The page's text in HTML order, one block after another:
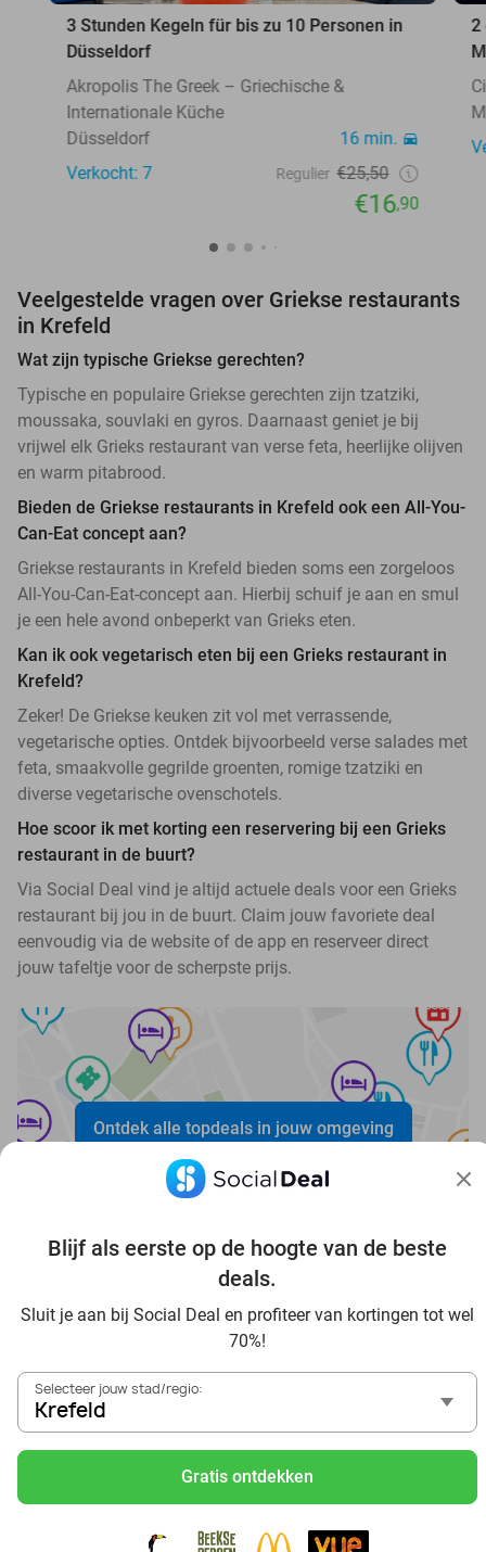
Blijf als eerste op de hoogte van de beste
deals.
Sluit je aan bij Social Deal en profiteer van kortingen tot wel
70%!
Selecteer jouw stad/regio:
Krefeld
Gratis ontdekken
3 Stunden Kegeln für bis zu 10 Personen in
Düsseldorf
Akropolis The Greek – Griechische &
Internationale Küche
Düsseldorf
16 min.
Verkocht: 7
Regulier €25,50
€16,90
2
Veelgestelde vragen over Griekse restaurants
in Krefeld
Wat zijn typische Griekse gerechten?
Typische en populaire Griekse gerechten zijn tzatziki,
moussaka, souvlaki en gyros. Daarnaast geniet je bij
vrijwel elk Grieks restaurant van verse feta, heerlijke olijven
en warm pitabrood.
Bieden de Griekse restaurants in Krefeld ook een All-You-
Can-Eat concept aan?
Griekse restaurants in Krefeld bieden soms een zorgeloos
All-You-Can-Eat-concept aan. Hierbij schuif je aan en smul
je een hele avond onbeperkt van Grieks eten.
Kan ik ook vegetarisch eten bij een Grieks restaurant in
Krefeld?
Zeker! De Griekse keuken zit vol met verrassende,
vegetarische opties. Ontdek bijvoorbeeld verse salades met
feta, smaakvolle gegrilde groenten, romige tzatziki en
diverse vegetarische ovenschotels.
Hoe scoor ik met korting een reservering bij een Grieks
restaurant in de buurt?
Via Social Deal vind je altijd actuele deals voor een Grieks
restaurant bij jou in de buurt. Claim jouw favoriete deal
eenvoudig via de website of de app en reserveer direct
jouw tafeltje voor de scherpste prijs.
Ontdek alle topdeals in jouw omgeving
Voordelig genieten in Krefeld: haal deal-inspiratie uit
In die Sauna in Krefeld und Umgebung
Tagesausflug zum Movie Park Germany mit Rabatt, von
Krefeld aus
Frühstück & Mittagessen in Krefeld
Reise von Krefeld aus und erlebe einen fantastischen Tag
im Freizeitpark Europa-Park
Besuche das Phantasialand von Krefeld aus und erlebe